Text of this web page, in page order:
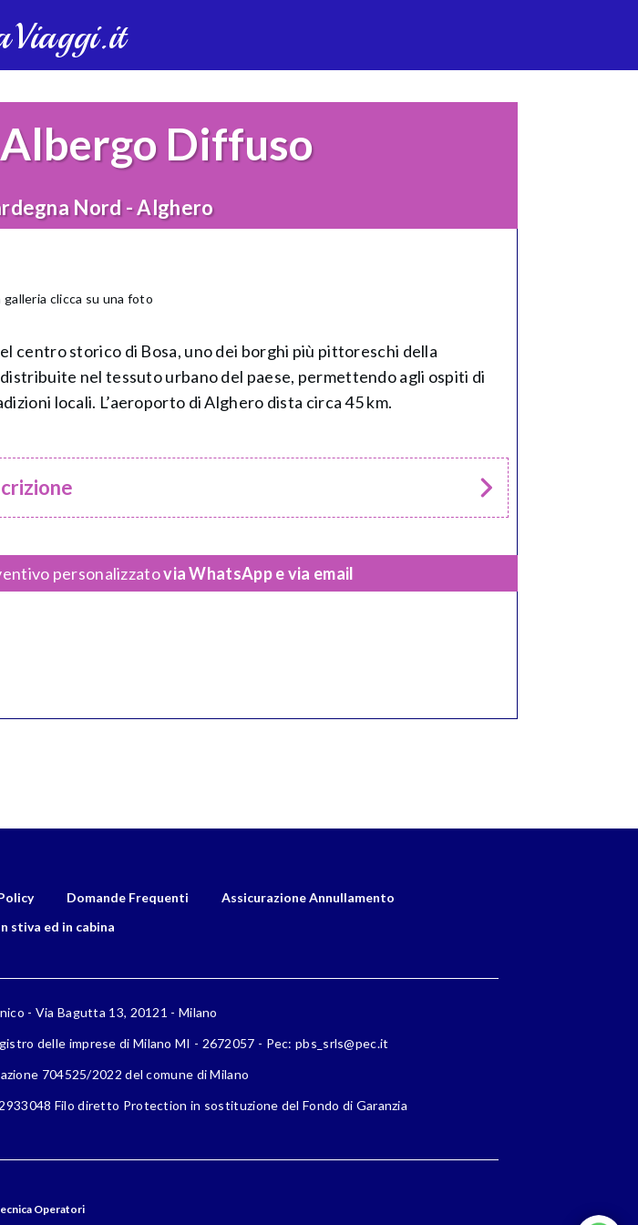
Diffuso
Nord - Alghero
galleria clicca su una foto
centro storico di Bosa, uno dei borghi più pittoreschi della
nel tessuto urbano del paese, permettendo agli ospiti di
locali. L’aeroporto di Alghero dista circa 45 km.
personalizzatovia WhatsApp e via email
Domande Frequenti
Assicurazione Annullamento
stiva ed in cabina
- Via Bagutta 13, 20121 - Milano
delle imprese di Milano MI - 2672057 - Pec: pbs_srls@pec.it
704525/2022 del comune di Milano
Filo diretto Protection in sostituzione del Fondo di Garanzia
Operatori